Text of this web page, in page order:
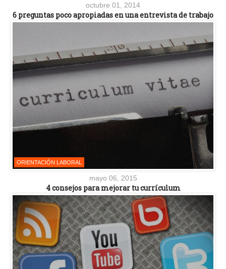
octubre 01, 2014
6 preguntas poco apropiadas en una entrevista de trabajo
ORIENTACIÓN LABORAL
mayo 06, 2015
4 consejos para mejorar tu currículum